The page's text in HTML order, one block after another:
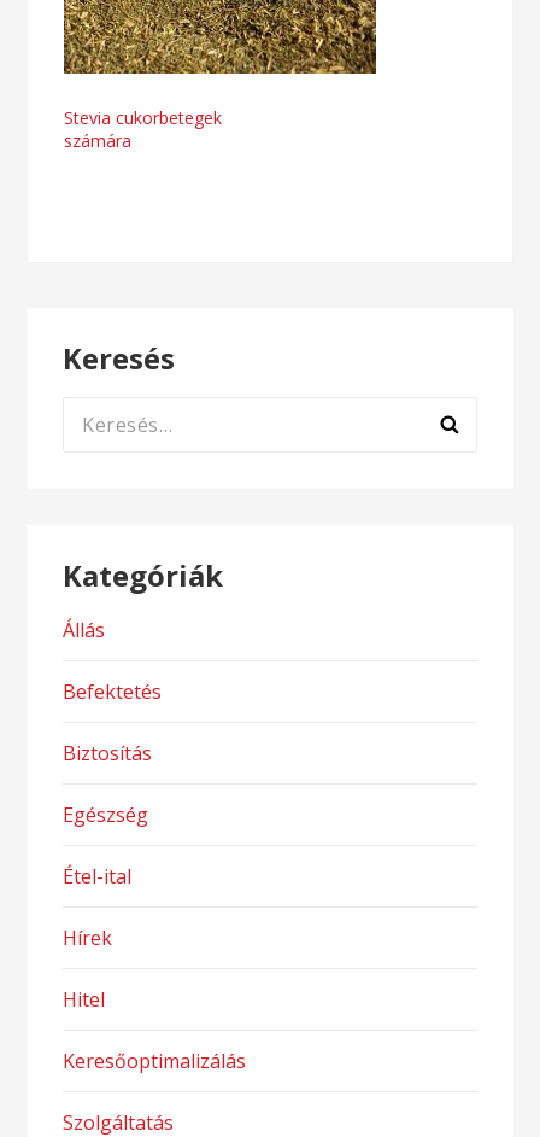
Bejegyzés
Stevia cukorbetegek
számára
Keresés
Keresés:
Kategóriák
Állás
Befektetés
Biztosítás
Egészség
Étel-ital
Hírek
Hitel
Keresőoptimalizálás
Szolgáltatás